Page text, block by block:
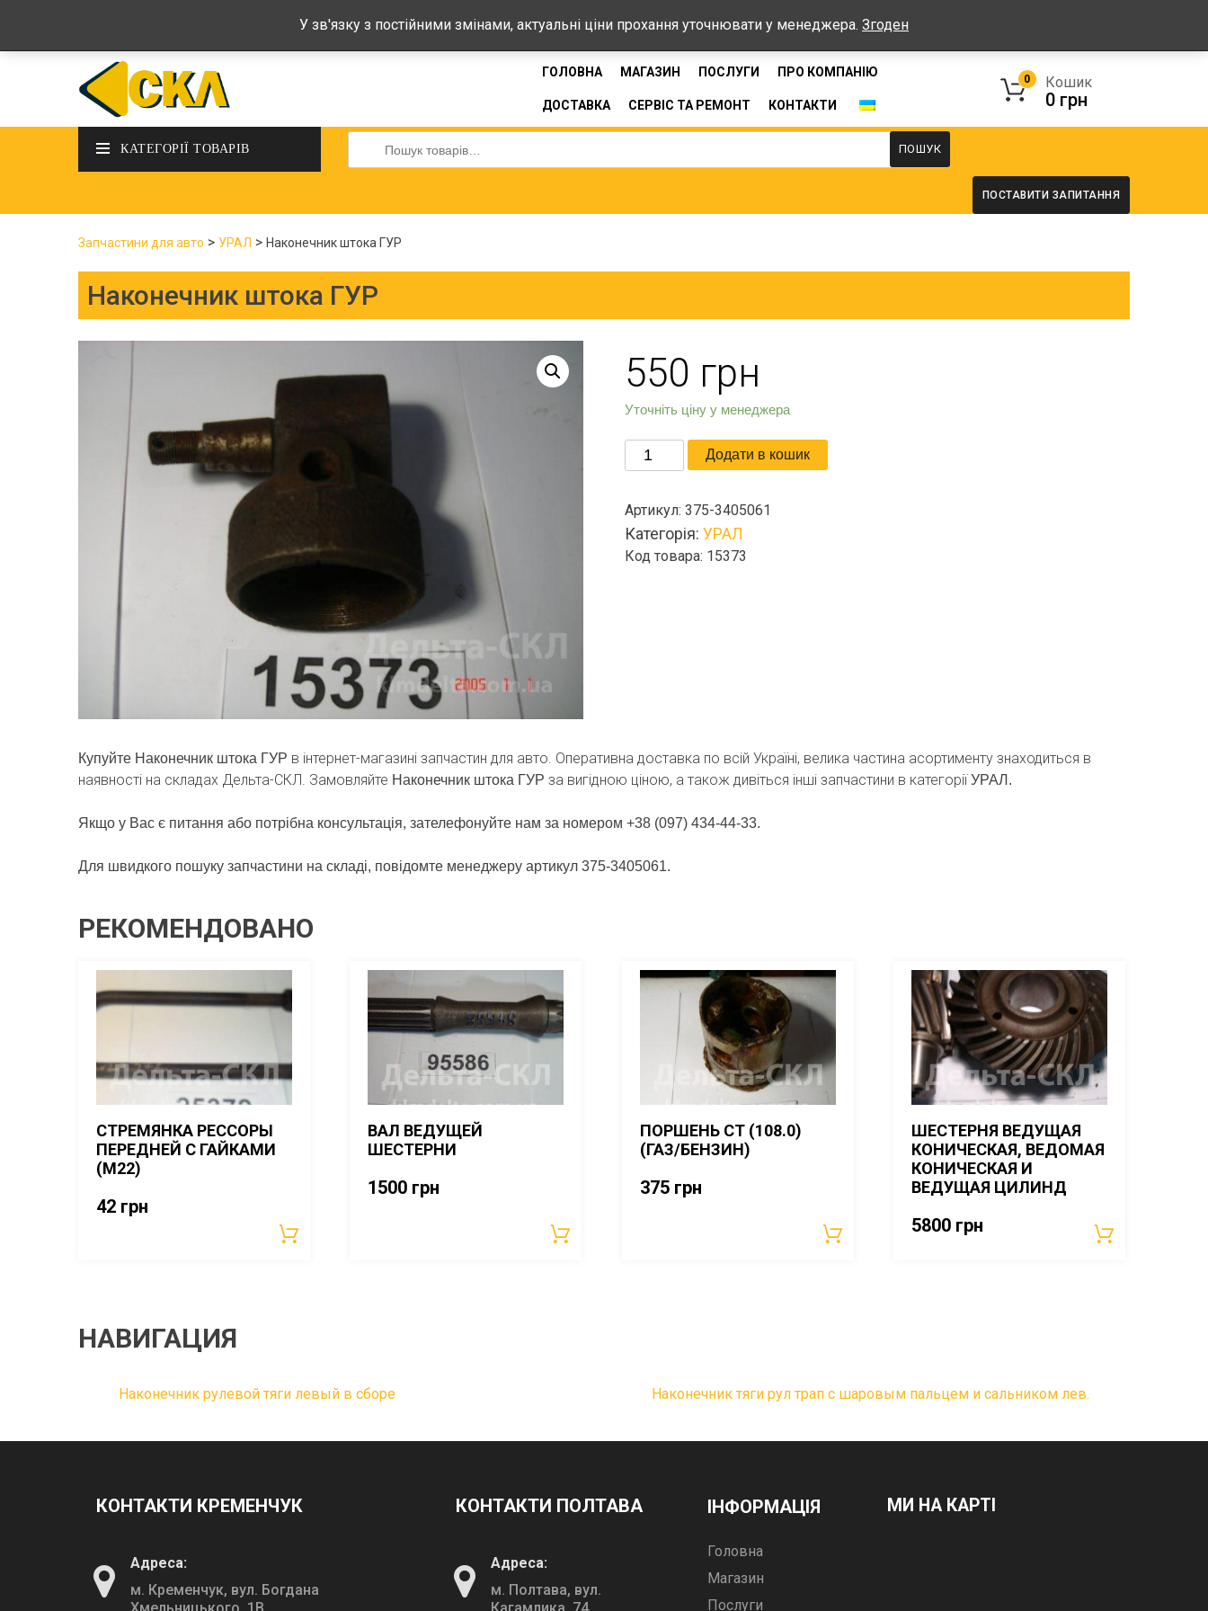
+38 (097) 434-44-33 Графік: Пн-Пт: 08:00-17:00, Сб-Нд - вихідні
ГОЛОВНА МАГАЗИН ПОСЛУГИ ПРО КОМПАНІЮ
ДОСТАВКА СЕРВІС ТА РЕМОНТ КОНТАКТИ
Кошик
0
0 грн
КАТЕГОРІЇ ТОВАРІВ
Шукати:
ПОШУК
ПОСТАВИТИ ЗАПИТАННЯ
Запчастини для авто > УРАЛ > Наконечник штока ГУР
Наконечник штока ГУР
550 грн
Уточніть ціну у менеджера
Наконечник
штока
кількість
Додати в кошик
Артикул:375-3405061
Категорія:УРАЛ
Код товара: 15373
Купуйте Наконечник штока ГУР в інтернет-магазині запчастин для авто. Оперативна доставка по всій Україні, велика частина асортименту знаходиться в
наявності на складах Дельта-СКЛ. Замовляйте Наконечник штока ГУР за вигідною ціною, а також дивіться інші запчастини в категоріїУРАЛ.
Якщо у Вас є питання або потрібна консультація, зателефонуйте нам за номером +38 (097) 434-44-33.
Для швидкого пошуку запчастини на складі, повідомте менеджеру артикул 375-3405061.
РЕКОМЕНДОВАНО
СТРЕМЯНКА РЕССОРЫ
ПЕРЕДНЕЙ С ГАЙКАМИ
(М22)
42 грн
ВАЛ ВЕДУЩЕЙ
ШЕСТЕРНИ
1500 грн
ПОРШЕНЬ СТ (108.0)
(ГАЗ/БЕНЗИН)
375 грн
ШЕСТЕРНЯ ВЕДУЩАЯ
КОНИЧЕСКАЯ, ВЕДОМАЯ
КОНИЧЕСКАЯ И
ВЕДУЩАЯ ЦИЛИНД
5800 грн
НАВИГАЦИЯ
Наконечник рулевой тяги левый в сборе Наконечник тяги рул трап с шаровым пальцем и сальником лев.
КОНТАКТИ КРЕМЕНЧУК
Адреса:
м. Кременчук, вул. Богдана
КОНТАКТИ ПОЛТАВА
Адреса:
м. Полтава, вул.
ІНФОРМАЦІЯ
Головна
Магазин
Послуги
МИ НА КАРТІ
У зв'язку з постійними змінами, актуальні ціни прохання уточнювати у менеджера. Згоден